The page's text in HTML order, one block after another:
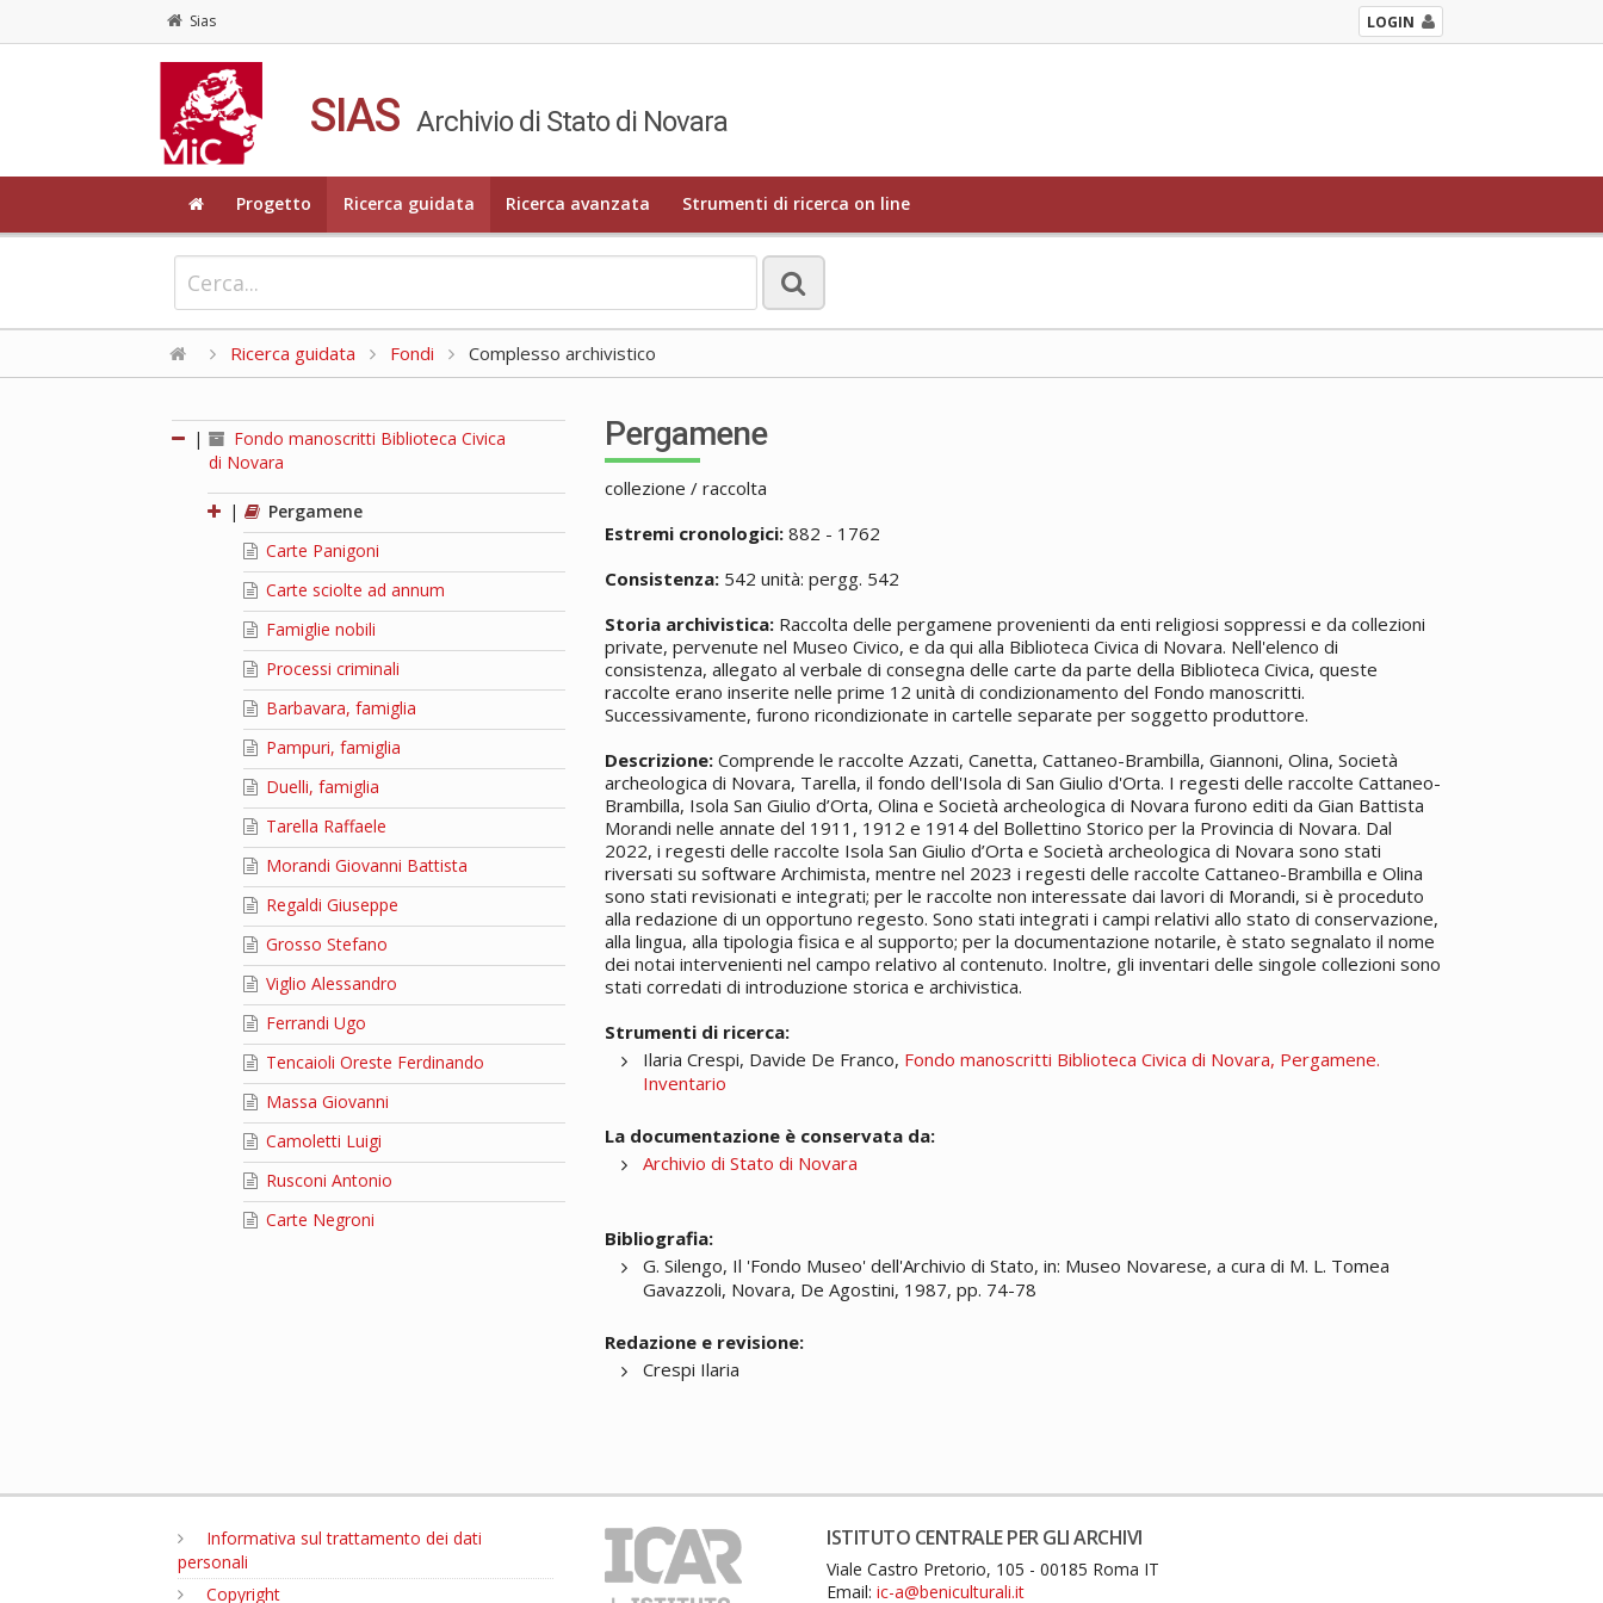
Sias LOGIN
SIAS Archivio di Stato di Novara
Progetto Ricerca guidata Ricerca avanzata Strumenti di ricerca on line
Ricerca guidata Fondi Complesso archivistico
|
Fondo manoscritti Biblioteca Civica
di Novara
|
Pergamene
Carte Panigoni
Carte sciolte ad annum
Famiglie nobili
Processi criminali
Barbavara, famiglia
Pampuri, famiglia
Duelli, famiglia
Tarella Raffaele
Morandi Giovanni Battista
Regaldi Giuseppe
Grosso Stefano
Viglio Alessandro
Ferrandi Ugo
Tencaioli Oreste Ferdinando
Massa Giovanni
Camoletti Luigi
Rusconi Antonio
Carte Negroni
Pergamene
collezione / raccolta
Estremi cronologici: 882 - 1762
Consistenza: 542 unità: pergg. 542
Storia archivistica: Raccolta delle pergamene provenienti da enti religiosi soppressi e da collezioni
private, pervenute nel Museo Civico, e da qui alla Biblioteca Civica di Novara. Nell'elenco di
consistenza, allegato al verbale di consegna delle carte da parte della Biblioteca Civica, queste
raccolte erano inserite nelle prime 12 unità di condizionamento del Fondo manoscritti.
Successivamente, furono ricondizionate in cartelle separate per soggetto produttore.
Descrizione: Comprende le raccolte Azzati, Canetta, Cattaneo-Brambilla, Giannoni, Olina, Società
archeologica di Novara, Tarella, il fondo dell'Isola di San Giulio d'Orta. I regesti delle raccolte Cattaneo-
Brambilla, Isola San Giulio d’Orta, Olina e Società archeologica di Novara furono editi da Gian Battista
Morandi nelle annate del 1911, 1912 e 1914 del Bollettino Storico per la Provincia di Novara. Dal
2022, i regesti delle raccolte Isola San Giulio d’Orta e Società archeologica di Novara sono stati
riversati su software Archimista, mentre nel 2023 i regesti delle raccolte Cattaneo-Brambilla e Olina
sono stati revisionati e integrati; per le raccolte non interessate dai lavori di Morandi, si è proceduto
alla redazione di un opportuno regesto. Sono stati integrati i campi relativi allo stato di conservazione,
alla lingua, alla tipologia fisica e al supporto; per la documentazione notarile, è stato segnalato il nome
dei notai intervenienti nel campo relativo al contenuto. Inoltre, gli inventari delle singole collezioni sono
stati corredati di introduzione storica e archivistica.
Strumenti di ricerca:
Ilaria Crespi, Davide De Franco, Fondo manoscritti Biblioteca Civica di Novara, Pergamene.
Inventario
La documentazione è conservata da:
Archivio di Stato di Novara
Bibliografia:
G. Silengo, Il 'Fondo Museo' dell'Archivio di Stato, in: Museo Novarese, a cura di M. L. Tomea
Gavazzoli, Novara, De Agostini, 1987, pp. 74-78
Redazione e revisione:
Crespi Ilaria
Informativa sul trattamento dei dati
personali
Copyright
ISTITUTO CENTRALE PER GLI ARCHIVI
Viale Castro Pretorio, 105 - 00185 Roma IT
Email:ic-a@beniculturali.it